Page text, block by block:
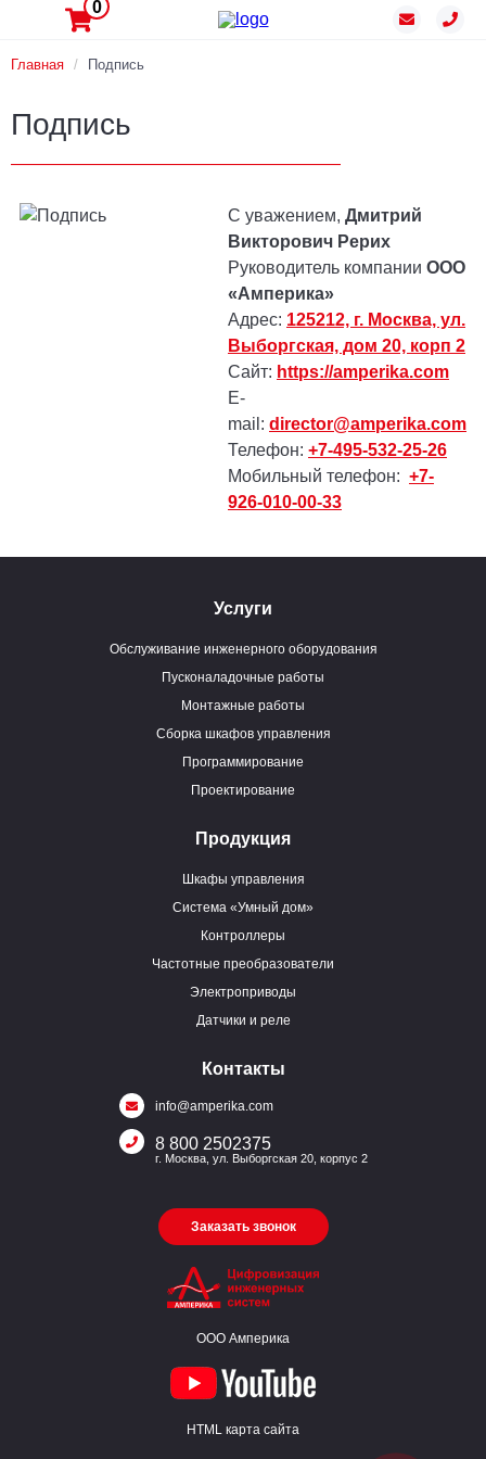
0
Главная / Подпись
Подпись
———————————————————
С уважением, Дмитрий
Викторович Рерих
Руководитель компании ООО
«Амперика»
Адрес: 125212, г. Москва, ул.
Выборгская, дом 20, корп 2
Сайт: https://amperika.com
E-
mail: director@amperika.com
Телефон: +7-495-532-25-26
Мобильный телефон: +7-
926-010-00-33
ООО Амперика
HTML карта сайта
Услуги
Обслуживание инженерного оборудования
Пусконаладочные работы
Монтажные работы
Сборка шкафов управления
Программирование
Проектирование
Продукция
Шкафы управления
Система «Умный дом»
Контроллеры
Частотные преобразователи
Электроприводы
Датчики и реле
Контакты
info@amperika.com
8 800 2502375
г. Москва, ул. Выборгская 20, корпус 2
Заказать звонок